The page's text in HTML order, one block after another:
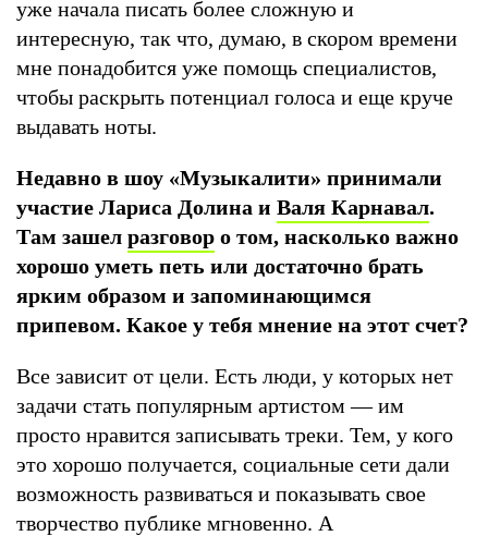
уже начала писать более сложную и
интересную, так что, думаю, в скором времени
мне понадобится уже помощь специалистов,
чтобы раскрыть потенциал голоса и еще круче
выдавать ноты.
Недавно в шоу «Музыкалити» принимали
участие Лариса Долина и Валя Карнавал.
Там зашел разговор о том, насколько важно
хорошо уметь петь или достаточно брать
ярким образом и запоминающимся
припевом. Какое у тебя мнение на этот счет?
Все зависит от цели. Есть люди, у которых нет
задачи стать популярным артистом — им
просто нравится записывать треки. Тем, у кого
это хорошо получается, социальные сети дали
возможность развиваться и показывать свое
творчество публике мгновенно. А